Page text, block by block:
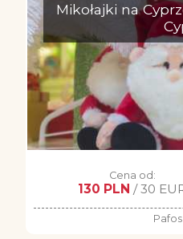
Mikołajki na
Cena od:
130 PLN / 30